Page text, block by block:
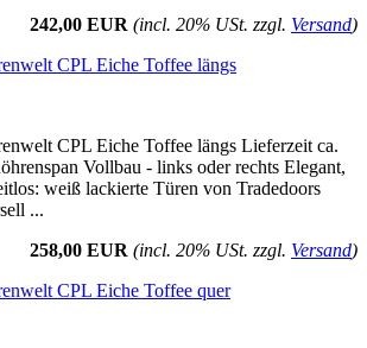
242,00 EUR (incl. 20% USt. zzgl. Versand)
CPL Eiche Toffee längs
CPL Eiche Toffee längs Lieferzeit ca.
Vollbau - links oder rechts Elegant,
weiß lackierte Türen von Tradedoors
...
258,00 EUR (incl. 20% USt. zzgl. Versand)
CPL Eiche Toffee quer